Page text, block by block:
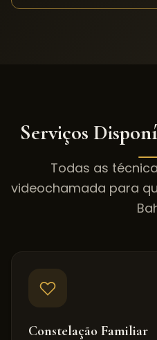
Serviços
Todas as
videochamada para
Constelação Familiar